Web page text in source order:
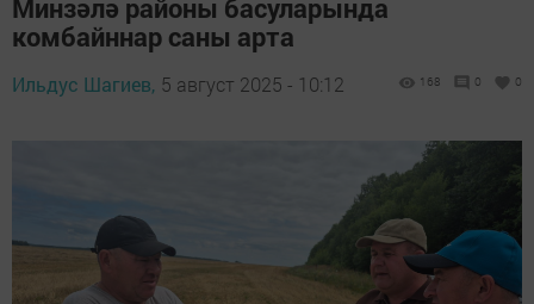
Минзәлә районы басуларында
комбайннар саны арта
Ильдус Шагиев, 5 август 2025 - 10:12 168 0 0